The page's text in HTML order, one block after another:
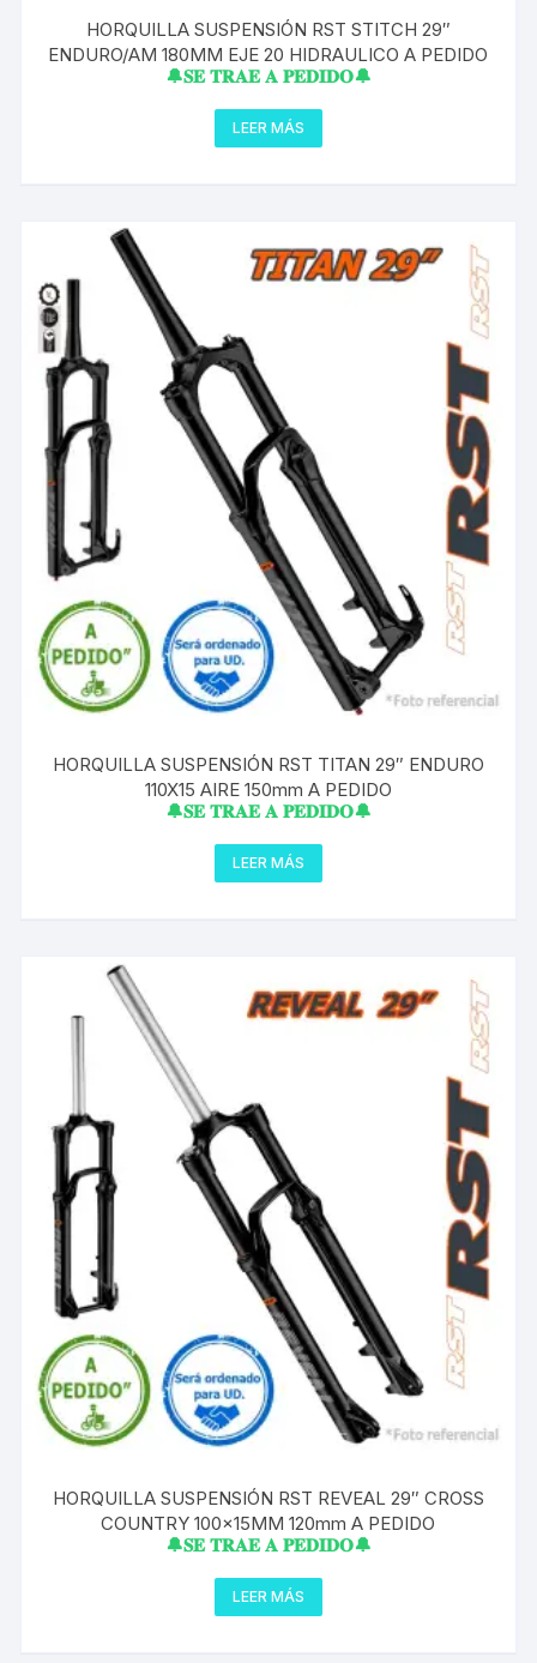
HORQUILLA SUSPENSIÓN RST STITCH 29″
ENDURO/AM 180MM EJE 20 HIDRAULICO A PEDIDO
🔔𝐒𝐄 𝐓𝐑𝐀𝐄 𝐀 𝐏𝐄𝐃𝐈𝐃𝐎🔔
LEER MÁS
HORQUILLA SUSPENSIÓN RST TITAN 29″ ENDURO
110X15 AIRE 150mm A PEDIDO
🔔𝐒𝐄 𝐓𝐑𝐀𝐄 𝐀 𝐏𝐄𝐃𝐈𝐃𝐎🔔
LEER MÁS
HORQUILLA SUSPENSIÓN RST REVEAL 29″ CROSS
COUNTRY 100x15MM 120mm A PEDIDO
🔔𝐒𝐄 𝐓𝐑𝐀𝐄 𝐀 𝐏𝐄𝐃𝐈𝐃𝐎🔔
LEER MÁS